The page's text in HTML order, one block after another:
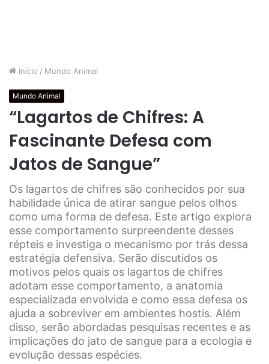
Início / Mundo Animal
Mundo Animal
“Lagartos de Chifres: A
Fascinante Defesa com
Jatos de Sangue”
Os lagartos de chifres são conhecidos por sua
habilidade única de atirar sangue pelos olhos
como uma forma de defesa. Este artigo explora
esse comportamento surpreendente desses
répteis e investiga o mecanismo por trás dessa
estratégia defensiva. Serão discutidos os
motivos pelos quais os lagartos de chifres
adotam esse comportamento, a anatomia
especializada envolvida e como essa defesa os
ajuda a sobreviver em ambientes hostis. Além
disso, serão abordadas pesquisas recentes e as
implicações do jato de sangue para a ecologia e
evolução dessas espécies.